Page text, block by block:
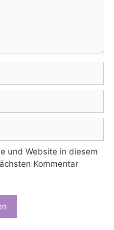
und Website in diesem
Kommentar